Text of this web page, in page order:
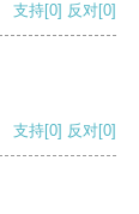
支持[0] 反对[0]
支持[0] 反对[0]